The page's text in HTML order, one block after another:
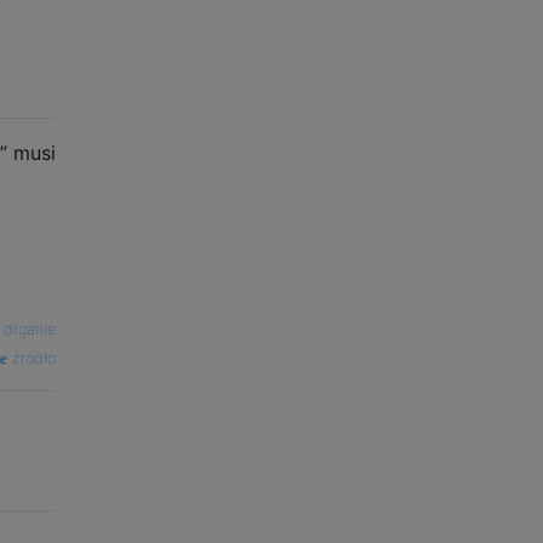
musi
drganie
źródło